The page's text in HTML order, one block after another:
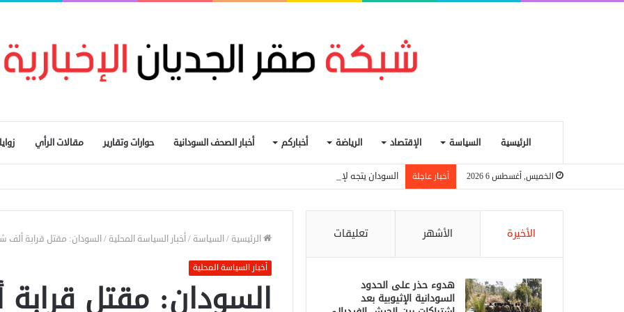
الرئيسية السياسة الإقتصاد الرياضة أخباركم أخبار الصحف السودانية حوارات وتقارير مقالات الرأي
الخميس, أغسطس 6 2026 أخبار عاجلة السودان يتجه لإعادة تنظيم التجارة الحدودية ومراجعة الاتفاقيات مع دول الجوار
الرئيسية /السياسة /أخبار السياسة المحلية /السودان: مقتل قرابة
أخبار السياسة المحلية
السودان: مقتل
الأخيرة الأشهر تعليقات
هدوء حذر على الحدود
السودانية الإثيوبية بعد